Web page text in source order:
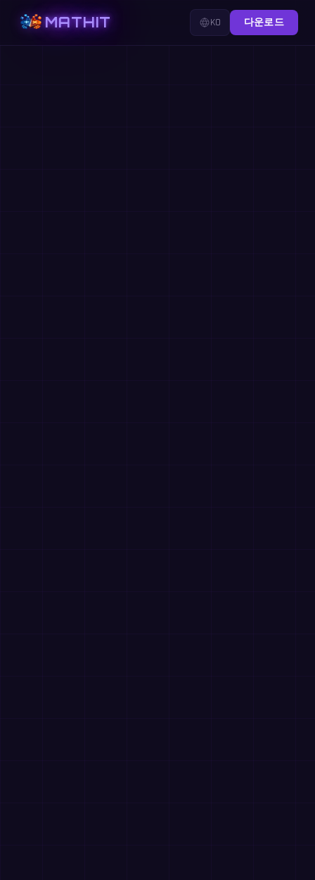
MATHIT KO 다운로드